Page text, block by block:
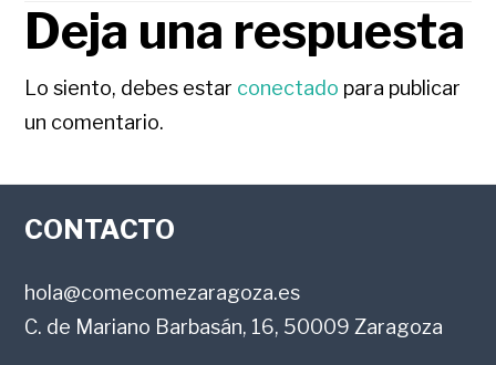
INTERACCIONES
CON
LOS
LECTORES
Deja una respuesta
Lo siento, debes estar conectado para publicar
un comentario.
FOOTER
CONTACTO
hola@comecomezaragoza.es
C. de Mariano Barbasán, 16, 50009 Zaragoza